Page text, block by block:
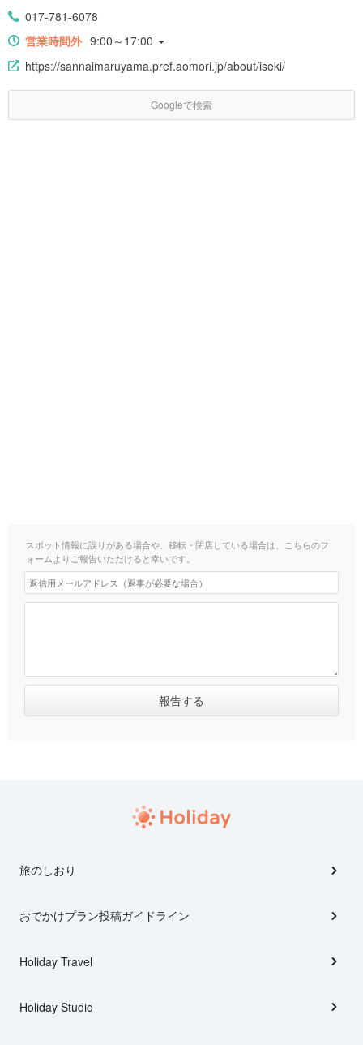
017-781-6078
営業時間外 9:00～17:00
https://sannaimaruyama.pref.aomori.jp/about/iseki/
Googleで検索
スポット情報に誤りがある場合や、移転・閉店している場合は、こちらのフ
ォームよりご報告いただけると幸いです。
旅のしおり
おでかけプラン投稿ガイドライン
Holiday Travel
Holiday Studio